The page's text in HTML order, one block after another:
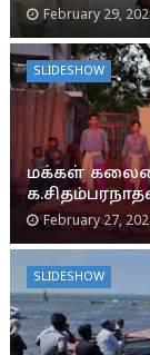
February 29,
SLIDESHOW
மக்கள்
February 27,
SLIDESHOW